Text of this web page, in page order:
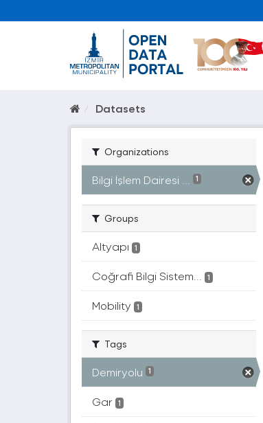
Datasets
Organizations
Bilgi İşlem Dairesi ... 1
Groups
Altyapı 1
Coğrafi Bilgi Sistem... 1
Mobility 1
Tags
Demiryolu 1
Gar 1